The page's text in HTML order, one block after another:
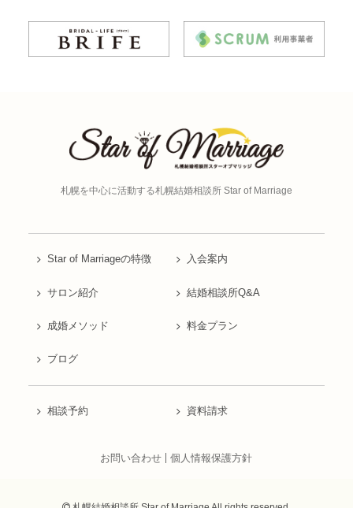
札幌を中心に活動する札幌結婚相談所 Star of Marriage
Star of Marriageの特徴 入会案内
サロン紹介 結婚相談所Q&A
成婚メソッド 料金プラン
ブログ
相談予約 資料請求
お問い合わせ 個人情報保護方針